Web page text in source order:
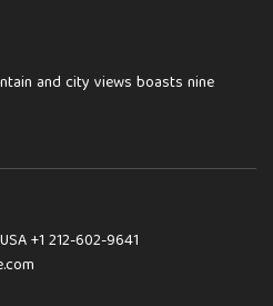
and city views boasts nine
+1 212-602-9641